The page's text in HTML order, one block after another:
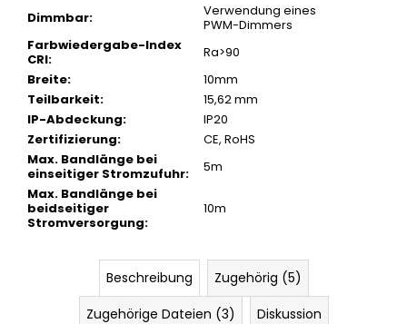
Dimmbar:
Verwendung eines
PWM-Dimmers
Farbwiedergabe-Index
CRI:
Ra>90
Breite:
10mm
Teilbarkeit:
15,62 mm
IP-Abdeckung:
IP20
Zertifizierung:
CE, RoHS
Max. Bandlänge bei
einseitiger Stromzufuhr:
5m
Max. Bandlänge bei
beidseitiger
Stromversorgung:
10m
Beschreibung
Zugehörig (5)
Zugehörige Dateien (3)
Diskussion